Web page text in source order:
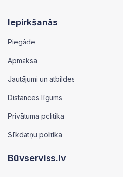
Iepirkšanās
Piegāde
Apmaksa
Jautājumi un atbildes
Distances līgums
Privātuma politika
Sīkdatņu politika
Būvserviss.lv